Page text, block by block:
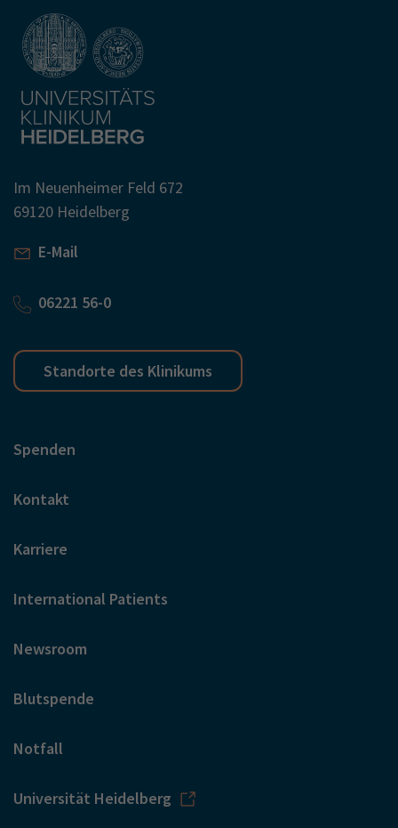
Im Neuenheimer Feld 672
69120 Heidelberg
E-Mail
06221 56-0
Standorte des Klinikums
Spenden
Kontakt
Karriere
International Patients
Newsroom
Blutspende
Notfall
Universität Heidelberg